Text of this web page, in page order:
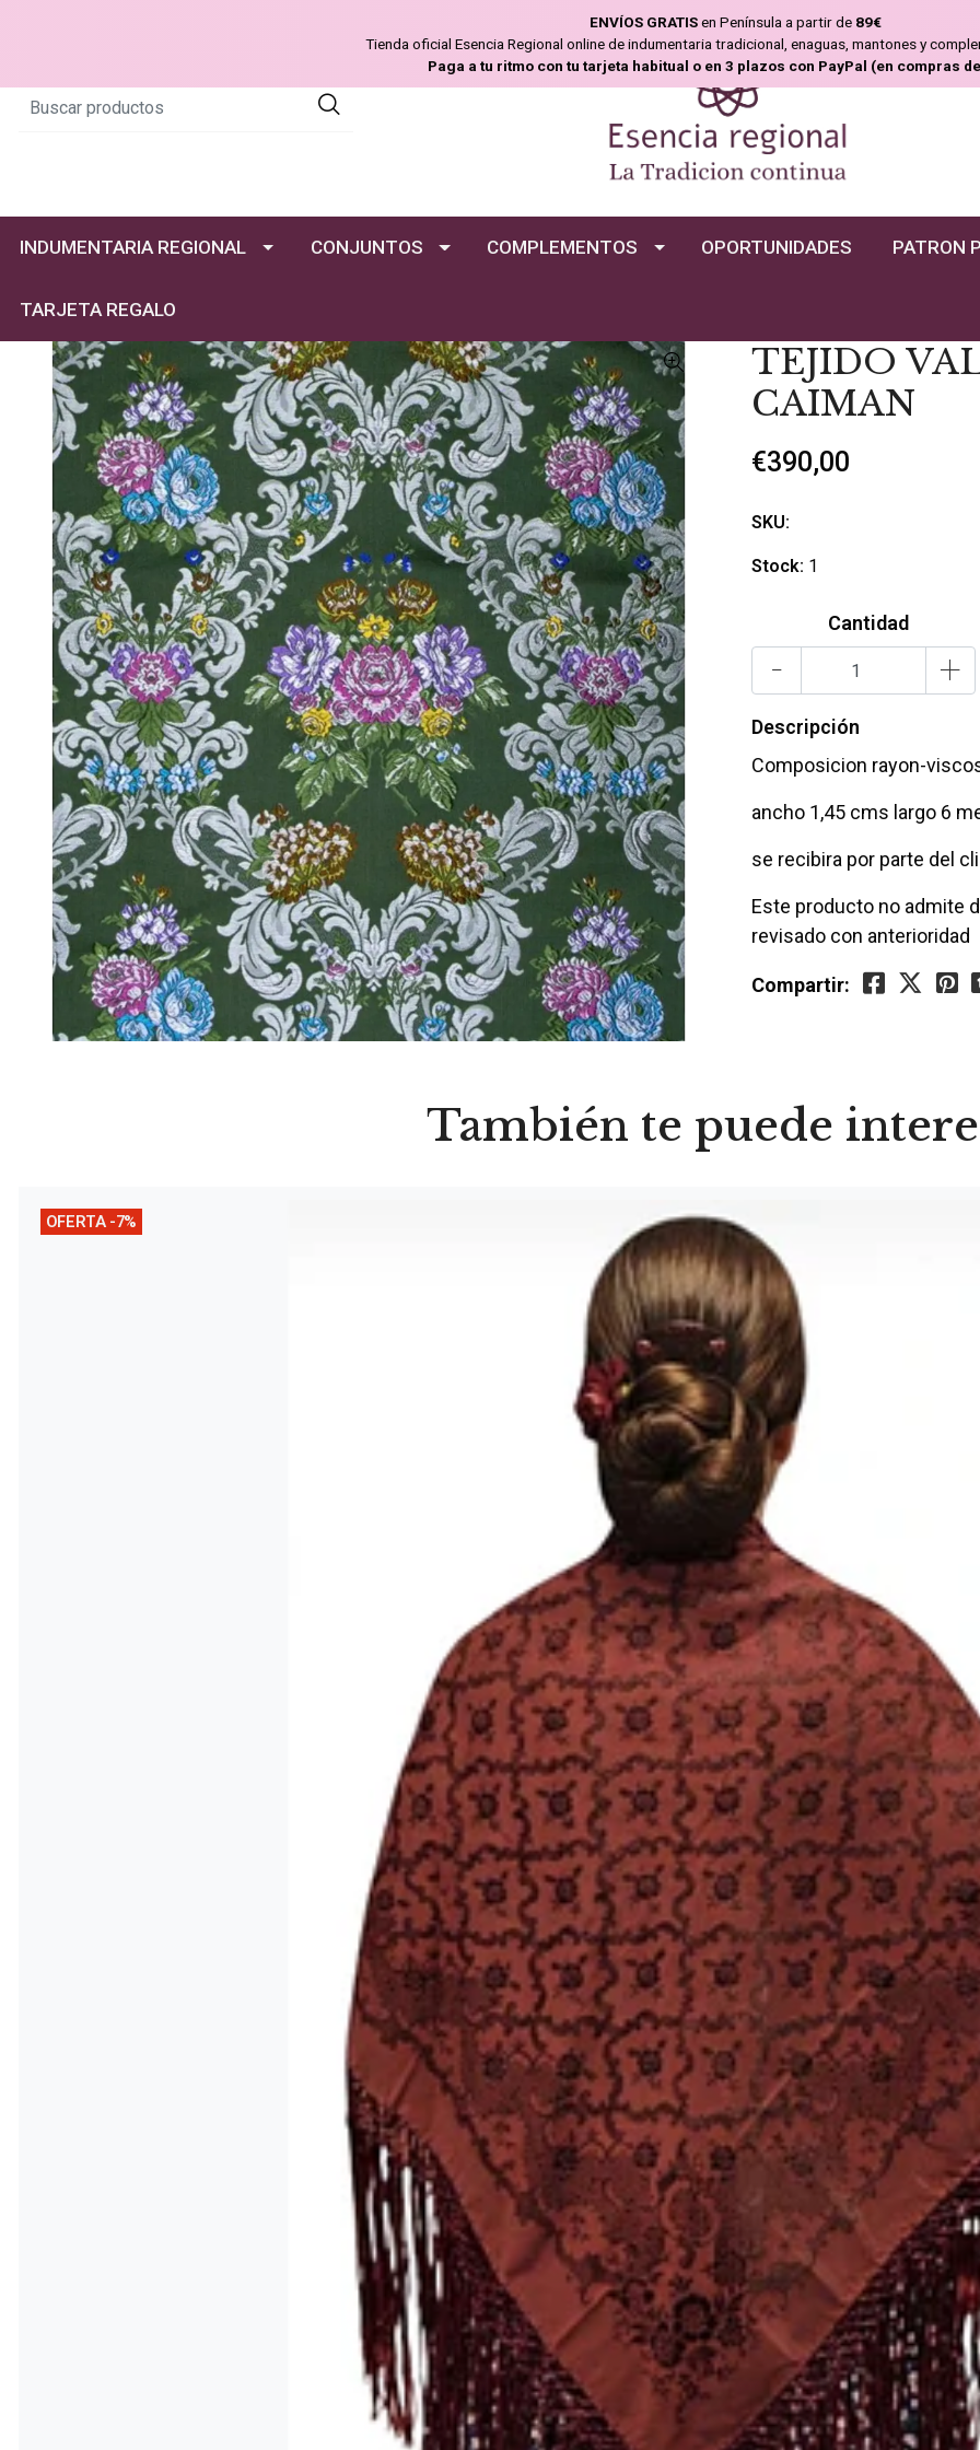
ENVÍOS GRATISen Península a partir de 89€
Tienda oficial Esencia Regional online de indumentaria tradicional, enaguas, mantones y
Paga a tu ritmo con tu tarjeta habitual o en 3 plazos con PayPal (en compras
INDUMENTARIA REGIONAL CONJUNTOS COMPLEMENTOS OPORTUNIDADES PATRON
TARJETA REGALO
TEJIDO
CAIMAN
€390,00
SKU:
Stock: 1
Cantidad
- +
Descripción
Composicion rayon-
ancho 1,45 cms largo 6
se recibira por parte del
Este producto no admite
revisado con anterioridad
Compartir:
También te puede
OFERTA -7%